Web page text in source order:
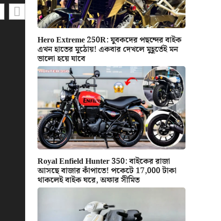
Hero Extreme 250R: যুবকদের পছন্দের বাইক
এখন হাতের মুঠোয়! একবার দেখলে মুহূর্তেই মন
ভালো হয়ে যাবে
Royal Enfield Hunter 350: বাইকের রাজা
আসছে বাজার কাঁপাতে! পকেটে 17,000 টাকা
থাকলেই বাইক ঘরে, অফার সীমিত